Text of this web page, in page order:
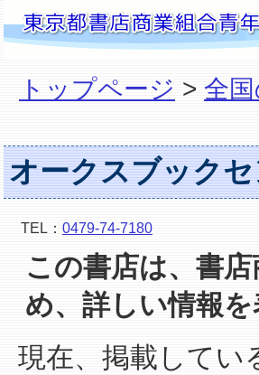
トップページ > 全
オークスブック
TEL： 0479-74-7180
この書店は、書
め、詳しい情報
現在、掲載してい